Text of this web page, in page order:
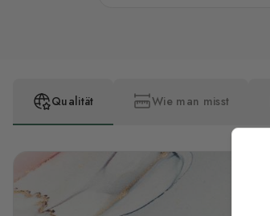
Qualität Wie man misst